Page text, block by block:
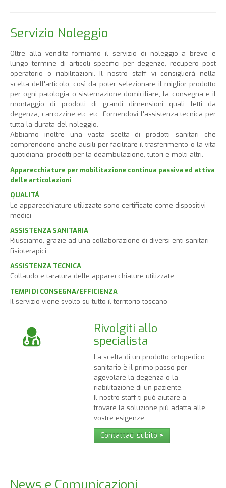
Servizio Noleggio
Oltre alla vendita forniamo il servizio di noleggio a breve e
lungo termine di articoli specifici per degenze, recupero post
operatorio o riabilitazioni. Il nostro staff vi consiglierà nella
scelta dell'articolo, così da poter selezionare il miglior prodotto
per ogni patologia o sistemazione domiciliare, la consegna e il
montaggio di prodotti di grandi dimensioni quali letti da
degenza, carrozzine etc etc. Fornendovi l'assistenza tecnica per
tutta la durata del noleggio.
Abbiamo inoltre una vasta scelta di prodotti sanitari che
comprendono anche ausili per facilitare il trasferimento o la vita
quotidiana; prodotti per la deambulazione, tutori e molti altri.
Apparecchiature per mobilitazione continua passiva ed attiva
delle articolazioni
QUALITÁ
Le apparecchiature utilizzate sono certificate come dispositivi
medici
ASSISTENZA SANITARIA
Riusciamo, grazie ad una collaborazione di diversi enti sanitari
fisioterapici
ASSISTENZA TECNICA
Collaudo e taratura delle apparecchiature utilizzate
TEMPI DI CONSEGNA/EFFICIENZA
Il servizio viene svolto su tutto il territorio toscano
Rivolgiti allo
specialista
La scelta di un prodotto ortopedico
sanitario è il primo passo per
agevolare la degenza o la
riabilitazione di un paziente.
Il nostro staff ti può aiutare a
trovare la soluzione più adatta alle
vostre esigenze
Contattaci subito >
News e Comunicazioni